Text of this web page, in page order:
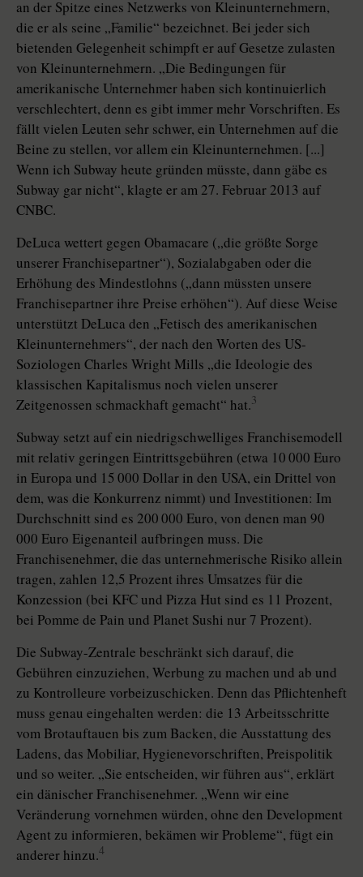
an der Spitze eines Netzwerks von Kleinunternehmern,
die er als seine „Familie“ bezeichnet. Bei jeder sich
bietenden Gelegenheit schimpft er auf Gesetze zulasten
von Kleinunternehmern. „Die Bedingungen für
amerikanische Unternehmer haben sich kontinuierlich
verschlechtert, denn es gibt immer mehr Vorschriften. Es
fällt vielen Leuten sehr schwer, ein Unternehmen auf die
Beine zu stellen, vor allem ein Kleinunternehmen. [...]
Wenn ich Subway heute gründen müsste, dann gäbe es
Subway gar nicht“, klagte er am 27. Februar 2013 auf
CNBC.
DeLuca wettert gegen Obama­care („die größte Sorge
unserer Fran­chise­partner“), Sozialabgaben oder die
Erhöhung des Mindestlohns („dann müssten unsere
Franchisepartner ihre Preise erhöhen“). Auf diese Weise
unterstützt DeLuca den „Fetisch des amerikanischen
Kleinunternehmers“, der nach den Worten des US-
Soziologen Charles Wright Mills „die Ideologie des
klassischen Kapitalismus noch vielen unserer
Zeitgenossen schmackhaft gemacht“ hat.3
Subway setzt auf ein niedrigschwelliges Franchisemodell
mit relativ geringen Eintrittsgebühren (etwa 10 000 Euro
in Europa und 15 000 Dollar in den USA, ein Drittel von
dem, was die Konkurrenz nimmt) und Investitionen: Im
Durchschnitt sind es 200 000 Euro, von denen man 90
000 Euro Eigenanteil aufbringen muss. Die
Franchisenehmer, die das unternehmerische Risiko allein
tragen, zahlen 12,5 Prozent ihres Umsatzes für die
Konzession (bei KFC und Pizza Hut sind es 11 Prozent,
bei Pomme de Pain und Planet Sushi nur 7 Prozent).
Die Subway-Zentrale beschränkt sich darauf, die
Gebühren einzuziehen, Werbung zu machen und ab und
zu Kontrolleure vorbeizuschicken. Denn das Pflichtenheft
muss genau eingehalten werden: die 13 Arbeitsschritte
vom Brotauftauen bis zum Backen, die Ausstattung des
Ladens, das Mobiliar, Hygienevorschriften, Preispolitik
und so weiter. „Sie entscheiden, wir führen aus“, erklärt
ein dänischer Franchisenehmer. „Wenn wir eine
Veränderung vornehmen würden, ohne den Development
Agent zu informieren, bekämen wir Probleme“, fügt ein
anderer hinzu.4